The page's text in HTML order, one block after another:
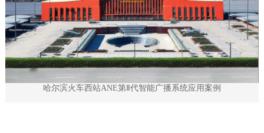
哈尔滨火车西站ANE第Ⅱ代智能广播系统应用案例